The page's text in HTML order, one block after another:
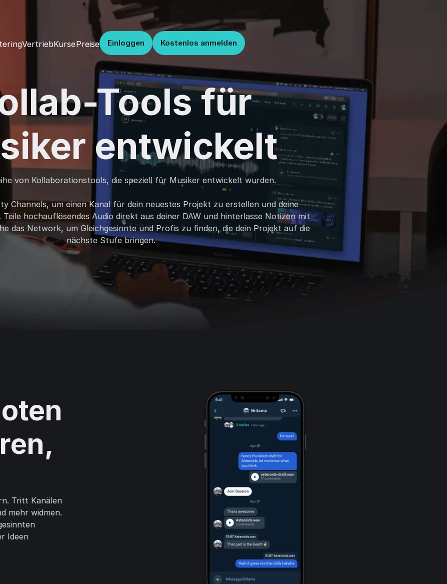
VertriebKursePreise Einloggen Kostenlos anmelden
Tools für
entwickelt
von Kollaborationstools, die speziell für Musiker entwickelt wurden.
Channels, um einen Kanal für dein neuestes Projekt zu erstellen und deine
hochauflösendes Audio direkt aus deiner DAW und hinterlasse Notizen mit
das Network, um Gleichgesinnte und Profis zu finden, die dein Projekt auf die
nächste Stufe bringen.
Tritt Kanälen
mehr widmen.
Ideen